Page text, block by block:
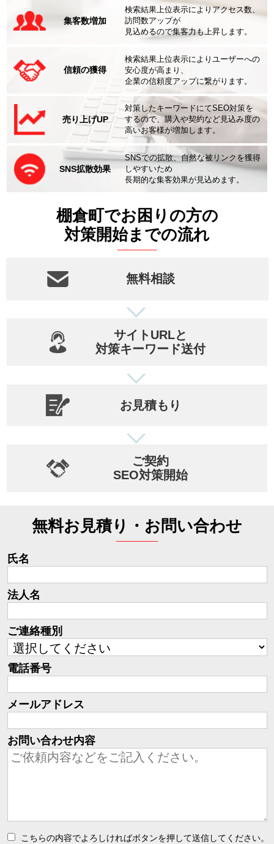
集客数増加
検索結果上位表示によりアクセス数、
訪問数アップが
見込めるので集客力も上昇します。
信頼の獲得
検索結果上位表示によりユーザーへの
安心度が高まり、
企業の信頼度アップに繋がります。
売り上げUP
対策したキーワードにてSEO対策を
するので、購入や契約など見込み度の
高いお客様が増加します。
SNS拡散効果
SNSでの拡散、自然な被リンクを獲得
しやすいため
長期的な集客効果が見込めます。
棚倉町でお困りの方の
対策開始までの流れ
無料相談
サイトURLと
対策キーワード送付
お見積もり
ご契約
SEO対策開始
無料お見積り・お問い合わせ
氏名
法人名
ご連絡種別
電話番号
メールアドレス
お問い合わせ内容
こちらの内容でよろしければボタンを押して送信してください。